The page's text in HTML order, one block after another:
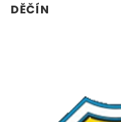
DĚČÍN